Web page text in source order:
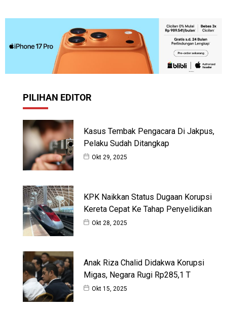
PILIHAN EDITOR
Kasus Tembak Pengacara Di Jakpus,
Pelaku Sudah Ditangkap
Okt 29, 2025
KPK Naikkan Status Dugaan Korupsi
Kereta Cepat Ke Tahap Penyelidikan
Okt 28, 2025
Anak Riza Chalid Didakwa Korupsi
Migas, Negara Rugi Rp285,1 T
Okt 15, 2025